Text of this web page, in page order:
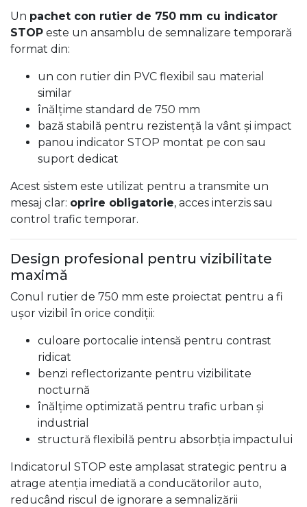
Un pachet con rutier de 750 mm cu indicator
STOP este un ansamblu de semnalizare temporară
format din:
un con rutier din PVC flexibil sau material
similar
înălțime standard de 750 mm
bază stabilă pentru rezistență la vânt și impact
panou indicator STOP montat pe con sau
suport dedicat
Acest sistem este utilizat pentru a transmite un
mesaj clar: oprire obligatorie, acces interzis sau
control trafic temporar.
Design profesional pentru vizibilitate
maximă
Conul rutier de 750 mm este proiectat pentru a fi
ușor vizibil în orice condiții:
culoare portocalie intensă pentru contrast
ridicat
benzi reflectorizante pentru vizibilitate
nocturnă
înălțime optimizată pentru trafic urban și
industrial
structură flexibilă pentru absorbția impactului
Indicatorul STOP este amplasat strategic pentru a
atrage atenția imediată a conducătorilor auto,
reducând riscul de ignorare a semnalizării